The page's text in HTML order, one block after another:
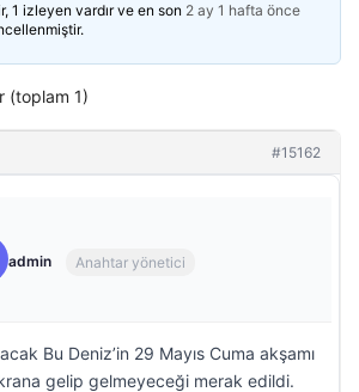
1 izleyen vardır ve en son 2 ay 1 hafta önce
(toplam 1)
#15162
admin Anahtar yönetici
Bu Deniz’in 29 Mayıs Cuma akşamı
gelip gelmeyeceği merak edildi.